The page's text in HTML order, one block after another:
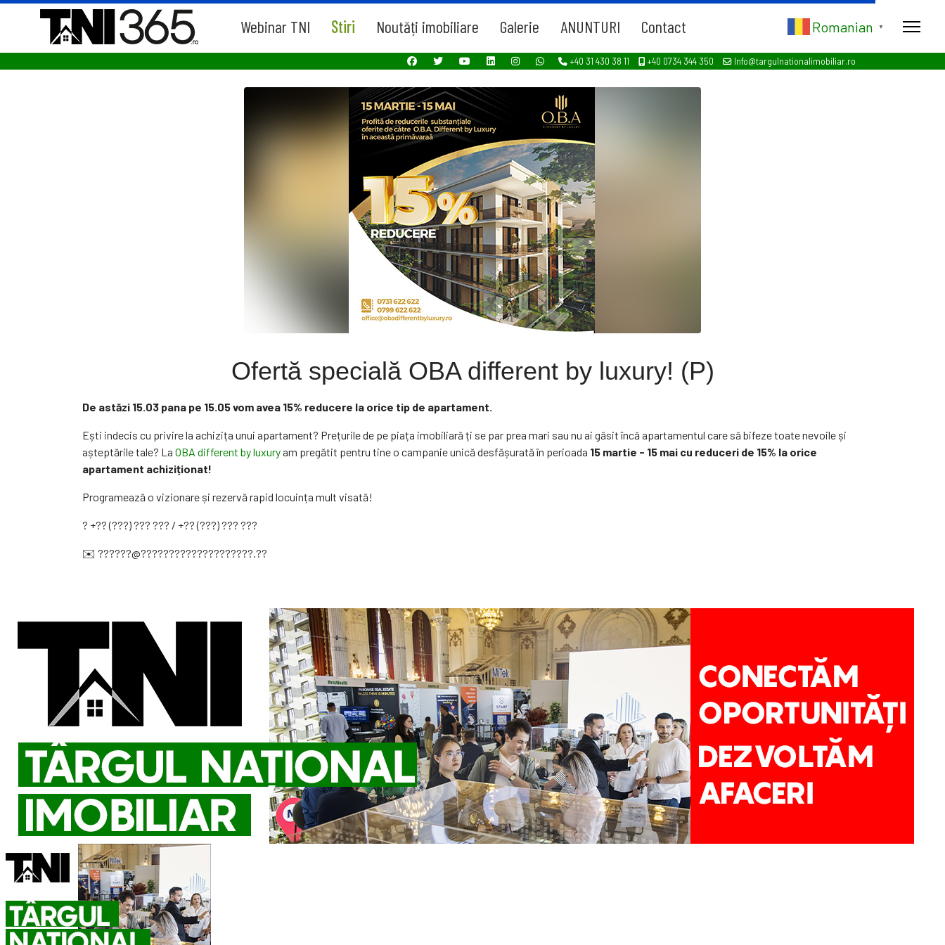
Webinar TNI Stiri Noutăți imobiliare Galerie ANUNTURI Contact Romanian ▼
+40 31 430 38 11 +40 0734 344 350 Info@targulnationalimobiliar.ro
Ofertă specială OBA different by luxury! (P)
De astăzi 15.03 pana pe 15.05 vom avea 15% reducere la orice tip de apartament.
Ești indecis cu privire la achizița unui apartament? Prețurile de pe piața imobiliară ți se par prea mari sau nu ai găsit încă apartamentul care să bifeze toate nevoile și
așteptările tale? La OBA different by luxury am pregătit pentru tine o campanie unică desfășurată în perioada 15 martie - 15 mai cu reduceri de 15% la orice
apartament achiziționat!
Programează o vizionare și rezervă rapid locuința mult visată!
? +?? (???) ??? ??? / +?? (???) ??? ???
✉️ ??????@????????????????????.??